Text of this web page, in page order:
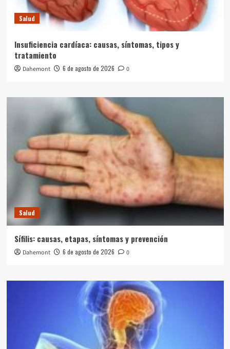
Salud
Insuficiencia cardíaca: causas, síntomas, tipos y
tratamiento
Dahemont 6 de agosto de 2026 0
Salud
Sífilis: causas, etapas, síntomas y prevención
Dahemont 6 de agosto de 2026 0